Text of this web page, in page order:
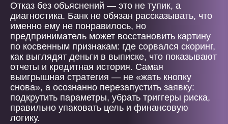
Отказ без объяснений — это не тупик, а
диагностика. Банк не обязан рассказывать, что
именно ему не понравилось, но
предприниматель может восстановить картину
по косвенным признакам: где сорвался скоринг,
как выглядят деньги в выписке, что показывают
отчеты и кредитная история. Самая
выигрышная стратегия — не «жать кнопку
снова», а осознанно перезапустить заявку:
подкрутить параметры, убрать триггеры риска,
правильно упаковать цель и финансовую
логику.